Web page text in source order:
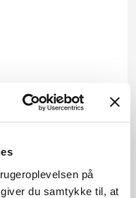
på
du samtykke til, at